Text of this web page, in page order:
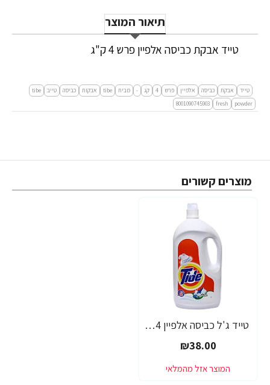
תיאור המוצר
טייד אבקת כביסה אלפיין פרש 4 ק"ג
טייד אבקת כביסה אלפיין פרש 4 קג - מבית tibe אבקות כביסה טייב
tibe
powder
fresh
8001090745903
מוצרים קשורים
טייד ג'ל כביסה אלפיין 4 ליטר - מבית TIBE
₪38.00